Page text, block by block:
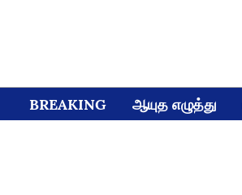
BREAKING ஆயுத எழுத்து